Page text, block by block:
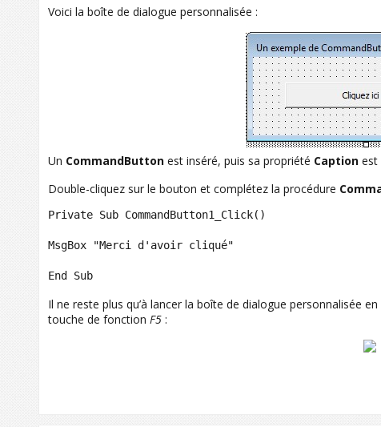
Voici la boîte de dialogue personnalisée :
Un CommandButton est inséré, puis sa propriété Caption est
Double-cliquez sur le bouton et complétez la procédure
Private Sub CommandButton1_Click()
MsgBox "Merci d'avoir cliqué"
End Sub
Il ne reste plus qu’à lancer la boîte de dialogue personnalisée
touche de fonction F5 :